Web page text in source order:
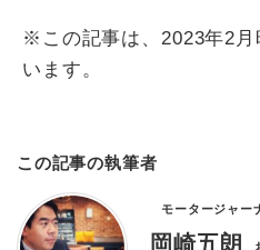
※この記事は、2023年2月
います。
この記事の執筆者
モータージャー
岡崎五朗